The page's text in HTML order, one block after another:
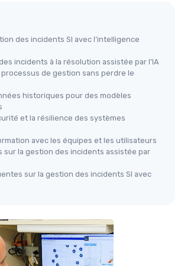
des incidents SI avec l’intelligence
incidents à la résolution assistée par l’IA
de gestion sans perdre le
historiques pour des modèles
et la résilience des systèmes
avec les équipes et les utilisateurs
sur la gestion des incidents assistée par
sur la gestion des incidents SI avec